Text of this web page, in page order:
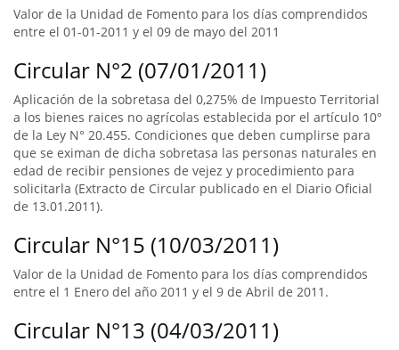
Valor de la Unidad de Fomento para los días comprendidos
entre el 01-01-2011 y el 09 de mayo del 2011
Circular N°2 (07/01/2011)
Aplicación de la sobretasa del 0,275% de Impuesto Territorial
a los bienes raices no agrícolas establecida por el artículo 10°
de la Ley N° 20.455. Condiciones que deben cumplirse para
que se eximan de dicha sobretasa las personas naturales en
edad de recibir pensiones de vejez y procedimiento para
solicitarla (Extracto de Circular publicado en el Diario Oficial
de 13.01.2011).
Circular N°15 (10/03/2011)
Valor de la Unidad de Fomento para los días comprendidos
entre el 1 Enero del año 2011 y el 9 de Abril de 2011.
Circular N°13 (04/03/2011)